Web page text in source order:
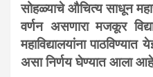
सोहळ्याचे औचित्य साधून
वर्णन असणारा मजकूर
महाविद्यालयांना
असा निर्णय घेण्यात आला